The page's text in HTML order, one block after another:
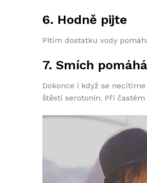
6. Hodně pijte
Pitím dostatku vody
7. Smích pomáhá
Dokonce i když se
štěstí serotonin. Při